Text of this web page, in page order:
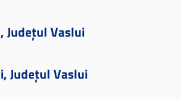
Județul Vaslui
Județul Vaslui